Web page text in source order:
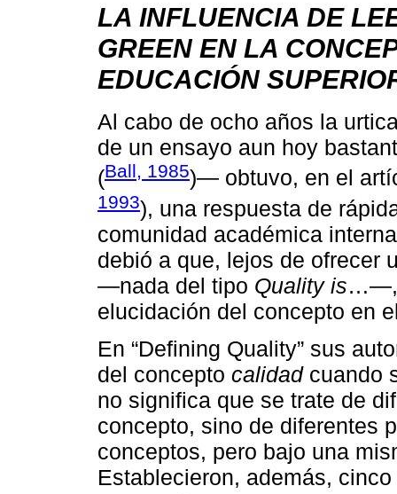
LA INFLUENCIA DE
GREEN EN LA
EDUCACIÓN
Al cabo de ocho años la
de un ensayo aun hoy
(Ball, 1985)— obtuvo, en el
1993), una respuesta de
comunidad académica
debió a que, lejos de ofrecer
—nada del tipo Quality is…—,
elucidación del concepto en
En “Defining Quality” sus
del concepto calidadcuando
no significa que se trate de
concepto, sino de diferentes
conceptos, pero bajo una
Establecieron, además,